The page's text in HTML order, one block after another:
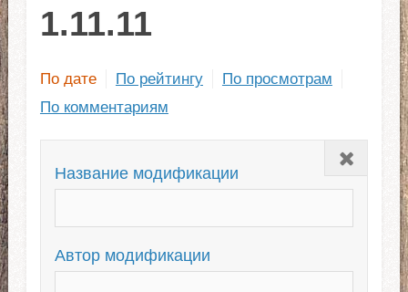
1.11.11
По дате По рейтингу
По просмотрам
По комментариям
Закрыть
Название модификации
Автор модификации